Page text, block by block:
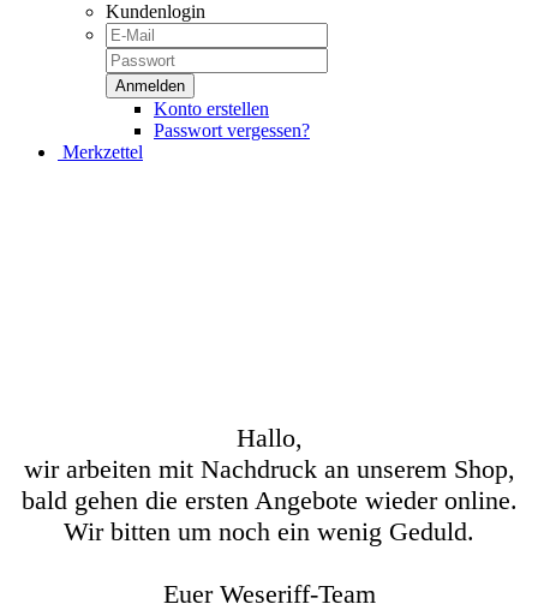
Kundenlogin
Konto erstellen
Passwort vergessen?
Merkzettel
Hallo,
wir arbeiten mit Nachdruck an unserem Shop,
bald gehen die ersten Angebote wieder online.
Wir bitten um noch ein wenig Geduld.
Euer Weseriff-Team